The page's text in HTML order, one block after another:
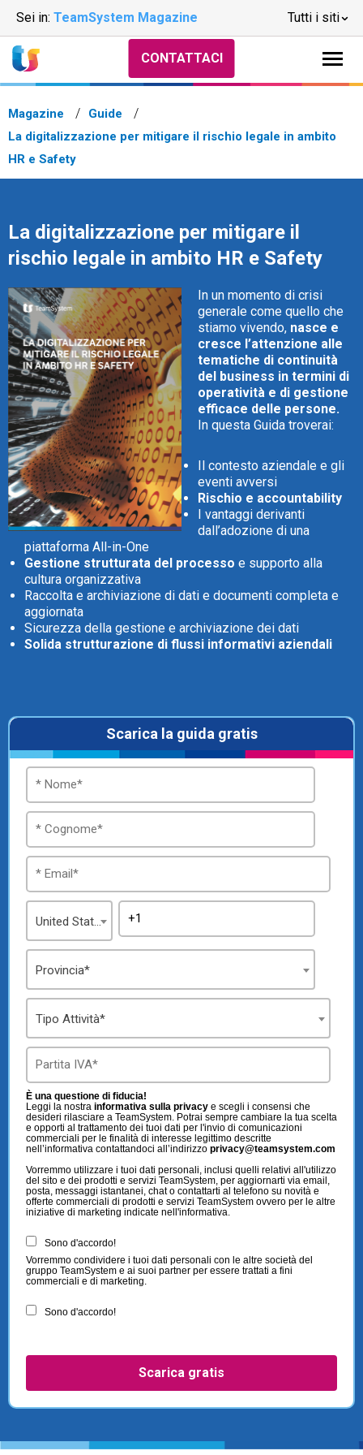
Sei in: TeamSystem Magazine Tutti i siti
CRM
Ecommerce
Email Marketing
Fatturazione
Financial Solutions
HR
TeamSystem Corporate
TeamSystem Store
CONTATTACI
Magazine
Guide
La digitalizzazione per mitigare il rischio legale in ambito
HR e Safety
La digitalizzazione per mitigare il
rischio legale in ambito HR e Safety
In un momento di crisi
generale come quello che
stiamo vivendo, nasce e
cresce l’attenzione alle
tematiche di continuità
del business in termini di
operatività e di gestione
efficace delle persone.
In questa Guida troverai:
Il contesto aziendale e gli
eventi avversi
Rischio e accountability
I vantaggi derivanti
dall’adozione di una
piattaforma All-in-One
Gestione strutturata del processo e supporto alla
cultura organizzativa
Raccolta e archiviazione di dati e documenti completa e
aggiornata
Sicurezza della gestione e archiviazione dei dati
Solida strutturazione di flussi informativi aziendali
Scarica la guida gratis
United States
Provincia*
Tipo Attività*
È una questione di fiducia!
Leggi la nostra informativa sulla privacy e scegli i consensi che
desideri rilasciare a TeamSystem. Potrai sempre cambiare la tua scelta
e opporti al trattamento dei tuoi dati per l'invio di comunicazioni
commerciali per le finalità di interesse legittimo descritte
nell’informativa contattandoci all’indirizzo privacy@teamsystem.com
Vorremmo utilizzare i tuoi dati personali, inclusi quelli relativi all'utilizzo
del sito e dei prodotti e servizi TeamSystem, per aggiornarti via email,
posta, messaggi istantanei, chat o contattarti al telefono su novità e
offerte commerciali di prodotti e servizi TeamSystem ovvero per le altre
iniziative di marketing indicate nell'informativa.
Sono d'accordo!
Vorremmo condividere i tuoi dati personali con le altre società del
gruppo TeamSystem e ai suoi partner per essere trattati a fini
commerciali e di marketing.
Sono d'accordo!